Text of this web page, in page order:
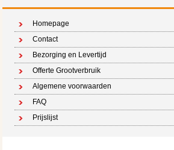
Homepage
Contact
Bezorging en Levertijd
Offerte Grootverbruik
Algemene voorwaarden
FAQ
Prijslijst